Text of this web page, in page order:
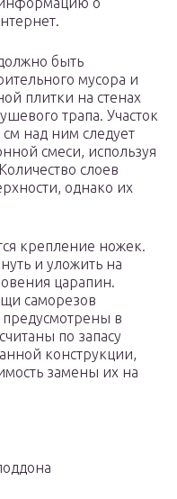
быть
мусора и
плитки на стенах
трапа. Участок
над ним следует
смеси, используя
слоев
однако их
крепление ножек.
и уложить на
царапин.
саморезов
в
по запасу
конструкции,
замены их на